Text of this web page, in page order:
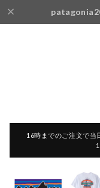
16時までのご注文で当